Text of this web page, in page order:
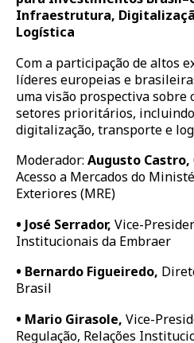
Infraestrutura,
Logística
Com a participação de altos
líderes europeias e
uma visão prospectiva sobre
setores prioritários,
digitalização, transporte e
Moderador: Augusto Castro,
Acesso a Mercados do
Exteriores (MRE)
• José Serrador, Vice-
Institucionais da Embraer
• Bernardo Figueiredo,
Brasil
• Mario Girasole, Vice-
Regulação, Relações